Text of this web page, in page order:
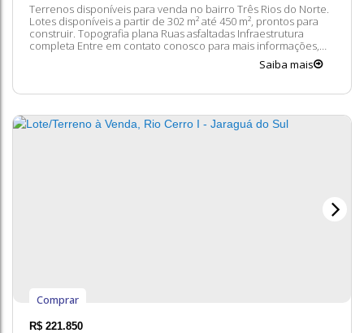
Terrenos disponíveis para venda no bairro Três Rios do Norte.
Lotes disponíveis a partir de 302 m² até 450 m², prontos para
construir. Topografia plana Ruas asfaltadas Infraestrutura
completa Entre em contato conosco para mais informações,
valores dos imóveis estão sujeitos a alteração sem aviso prévio.
Saiba mais
R$ 221.850
Comprar